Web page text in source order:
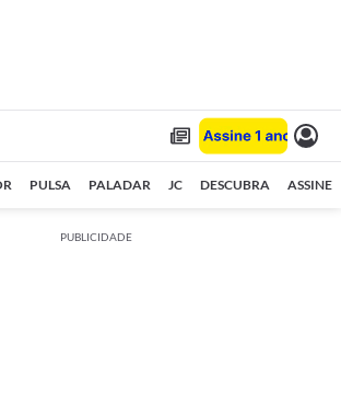
PULSA PALADAR JC DESCUBRA ASSINE
PUBLICIDADE